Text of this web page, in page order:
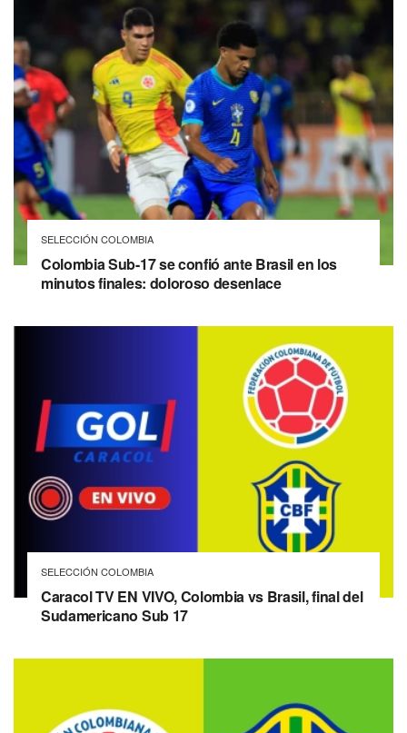
SELECCIÓN COLOMBIA
Colombia Sub-17 se confió ante Brasil en los
minutos finales: doloroso desenlace
SELECCIÓN COLOMBIA
Caracol TV EN VIVO, Colombia vs Brasil, final del
Sudamericano Sub 17